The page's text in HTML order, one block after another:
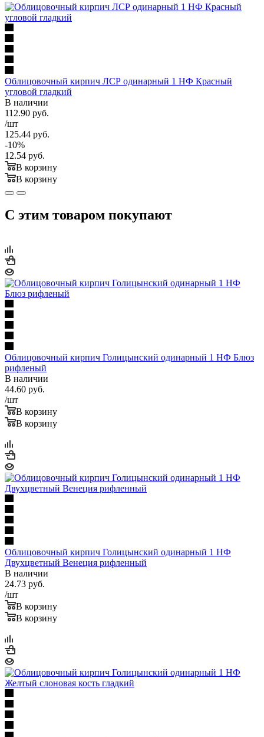
Облицовочный кирпич ЛСР одинарный 1 НФ Красный
угловой гладкий
В наличии
112.90 руб.
/шт
125.44 руб.
-10%
12.54 руб.
В корзину
В корзину
С этим товаром покупают
Облицовочный кирпич Голицынский одинарный 1 НФ Блюз
рифленый
В наличии
44.60 руб.
/шт
В корзину
В корзину
Облицовочный кирпич Голицынский одинарный 1 НФ
Двухцветный Венеция рифленный
В наличии
24.73 руб.
/шт
В корзину
В корзину